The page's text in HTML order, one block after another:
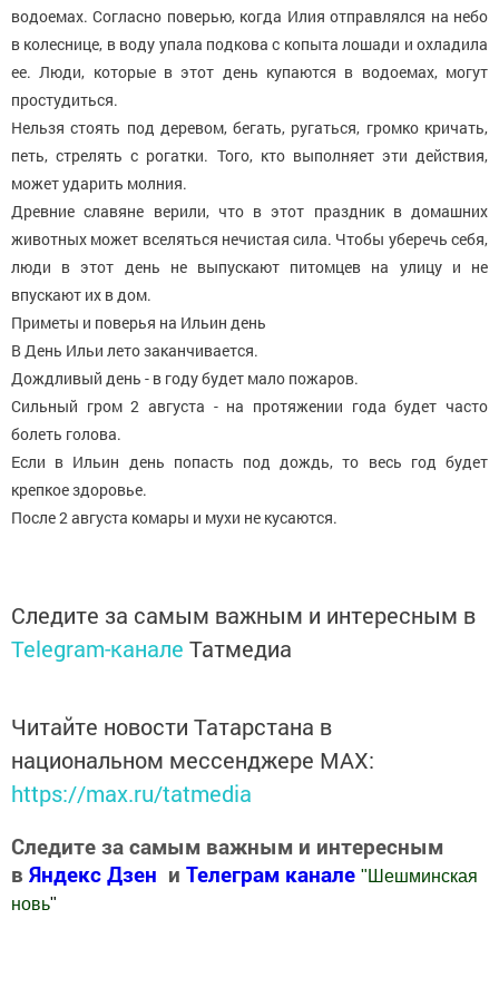
водоемах. Согласно поверью, когда Илия отправлялся на небо
в колеснице, в воду упала подкова с копыта лошади и охладила
ее. Люди, которые в этот день купаются в водоемах, могут
простудиться.
Нельзя стоять под деревом, бегать, ругаться, громко кричать,
петь, стрелять с рогатки. Того, кто выполняет эти действия,
может ударить молния.
Древние славяне верили, что в этот праздник в домашних
животных может вселяться нечистая сила. Чтобы уберечь себя,
люди в этот день не выпускают питомцев на улицу и не
впускают их в дом.
Приметы и поверья на Ильин день
В День Ильи лето заканчивается.
Дождливый день - в году будет мало пожаров.
Сильный гром 2 августа - на протяжении года будет часто
болеть голова.
Если в Ильин день попасть под дождь, то весь год будет
крепкое здоровье.
После 2 августа комары и мухи не кусаются.
Следите за самым важным и интересным в
Telegram-канале Татмедиа
Читайте новости Татарстана в
национальном мессенджере MАХ:
https://max.ru/tatmedia
Следите за самым важным и интересным
в Яндекс Дзен и Телеграм канале " Шешминская
новь"